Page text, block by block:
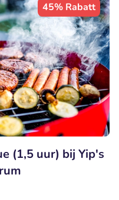
45% Rabatt
(1,5 uur) bij Yip's